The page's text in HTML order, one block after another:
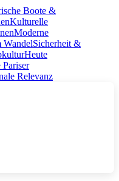
Boote &
Kulturelle
Moderne
WandelSicherheit &
Heute
Pariser
Relevanz